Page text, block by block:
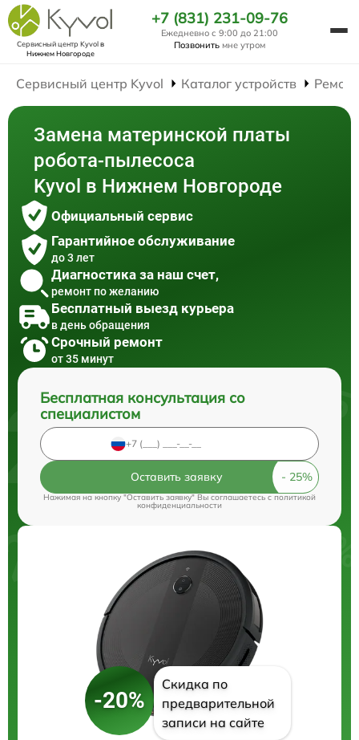
Сервисный центр Kyvolв
Нижнем Новгороде
+7 (831) 231-09-76
Ежедневно с 9:00 до 21:00
Позвонить мне утром
Сервисный центр Kyvol Каталог устройств
Замена материнской платы
робота-пылесоса
Kyvol в Нижнем Новгороде
Официальный сервис
Гарантийное обслуживание
до 3 лет
Диагностика за наш счет,
ремонт по желанию
Бесплатный выезд курьера
в день обращения
Срочный ремонт
от 35 минут
Бесплатная консультация со
специалистом
Оставить заявку
Нажимая на кнопку "Оставить заявку" Вы соглашаетесь cполитикой
конфиденциальности
-20%
Скидка по
предварительной
записи на сайте